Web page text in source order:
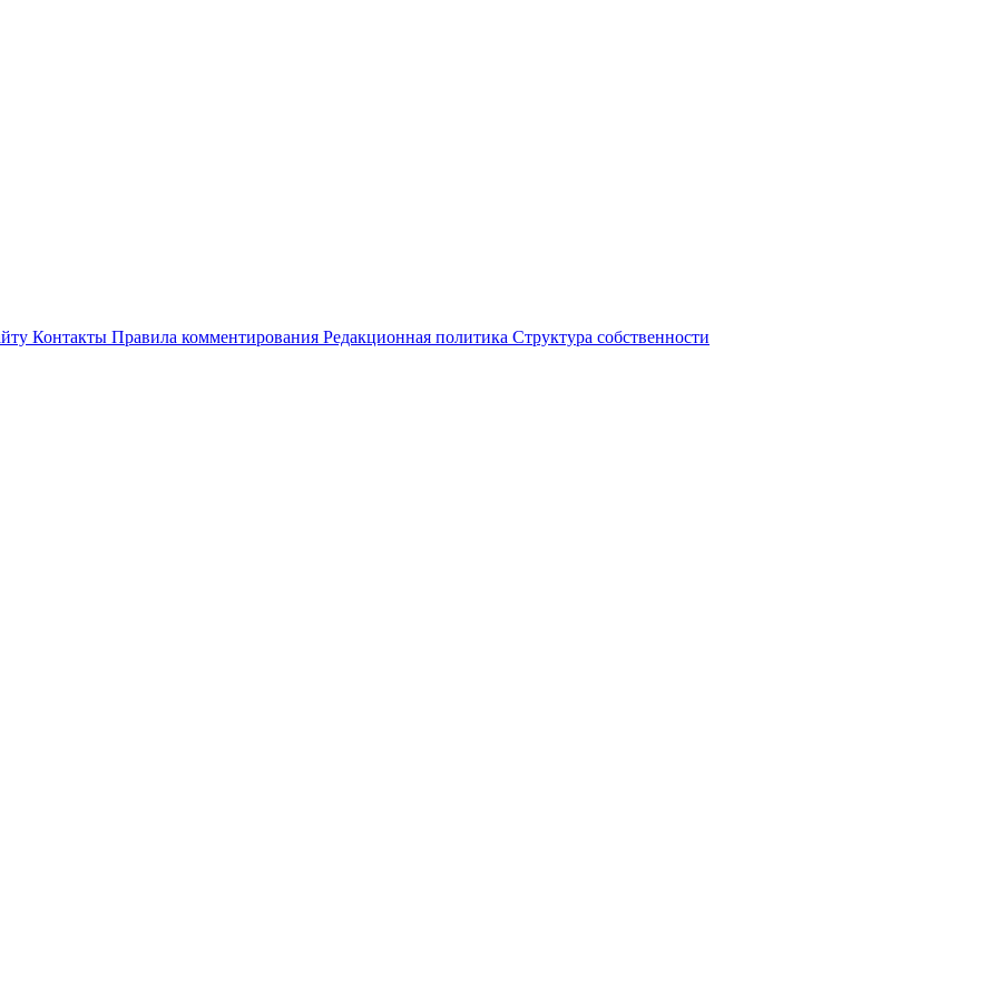
Контакты Правила комментирования Редакционная политика Структура собственности